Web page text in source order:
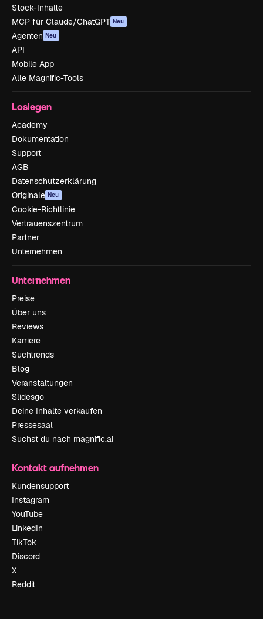
Stock-Inhalte
MCP für Claude/ChatGPT Neu
Agenten Neu
API
Mobile App
Alle Magnific-Tools
Loslegen
Academy
Dokumentation
Support
AGB
Datenschutzerklärung
Originale Neu
Cookie-Richtlinie
Vertrauenszentrum
Partner
Unternehmen
Unternehmen
Preise
Über uns
Reviews
Karriere
Suchtrends
Blog
Veranstaltungen
Slidesgo
Deine Inhalte verkaufen
Pressesaal
Suchst du nach magnific.ai
Kontakt aufnehmen
Kundensupport
Instagram
YouTube
LinkedIn
TikTok
Discord
X
Reddit